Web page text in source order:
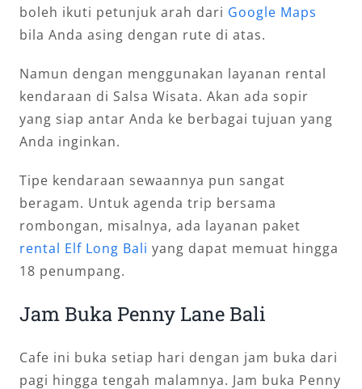
boleh ikuti petunjuk arah dari Google Maps
bila Anda asing dengan rute di atas.
Namun dengan menggunakan layanan rental
kendaraan di Salsa Wisata. Akan ada sopir
yang siap antar Anda ke berbagai tujuan yang
Anda inginkan.
Tipe kendaraan sewaannya pun sangat
beragam. Untuk agenda trip bersama
rombongan, misalnya, ada layanan paket
rental Elf Long Bali yang dapat memuat hingga
18 penumpang.
Jam Buka Penny Lane Bali
Cafe ini buka setiap hari dengan jam buka dari
pagi hingga tengah malamnya. Jam buka Penny